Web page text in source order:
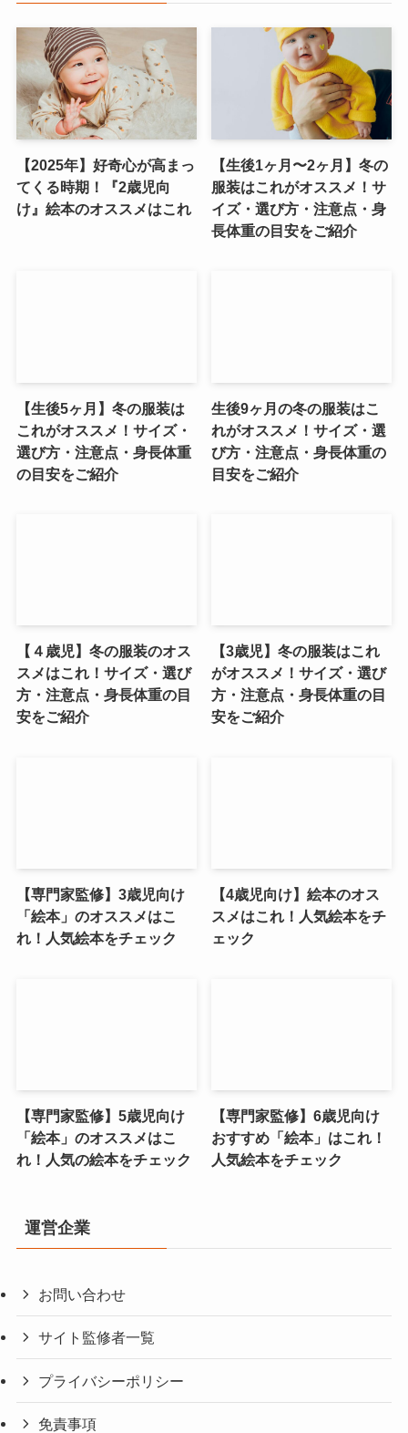
【2025年】好奇心が高まっ
てくる時期！『2歳児向
け』絵本のオススメはこれ
【生後1ヶ月〜2ヶ月】冬の
服装はこれがオススメ！サ
イズ・選び方・注意点・身
長体重の目安をご紹介
【生後5ヶ月】冬の服装は
これがオススメ！サイズ・
選び方・注意点・身長体重
の目安をご紹介
生後9ヶ月の冬の服装はこ
れがオススメ！サイズ・選
び方・注意点・身長体重の
目安をご紹介
【４歳児】冬の服装のオス
スメはこれ！サイズ・選び
方・注意点・身長体重の目
安をご紹介
【3歳児】冬の服装はこれ
がオススメ！サイズ・選び
方・注意点・身長体重の目
安をご紹介
【専門家監修】3歳児向け
「絵本」のオススメはこ
れ！人気絵本をチェック
【4歳児向け】絵本のオス
スメはこれ！人気絵本をチ
ェック
【専門家監修】5歳児向け
「絵本」のオススメはこ
れ！人気の絵本をチェック
【専門家監修】6歳児向け
おすすめ「絵本」はこれ！
人気絵本をチェック
運営企業
お問い合わせ
サイト監修者一覧
プライバシーポリシー
免責事項